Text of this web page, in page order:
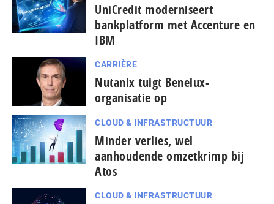
UniCredit moderniseert
bankplatform met Accenture en
IBM
CARRIÈRE
Nutanix tuigt Benelux-
organisatie op
CLOUD & INFRASTRUCTUUR
Minder verlies, wel
aanhoudende omzetkrimp bij
Atos
CLOUD & INFRASTRUCTUUR